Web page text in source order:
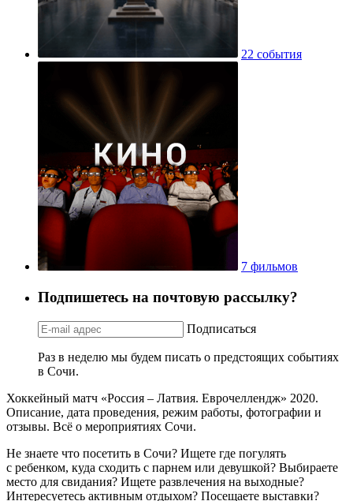
22 события
7 фильмов
Подпишетесь на почтовую рассылку?
Подписаться
Раз в неделю мы будем писать о предстоящих событиях
в Сочи.
Хоккейный матч «Россия – Латвия. Еврочеллендж» 2020.
Описание, дата проведения, режим работы, фотографии и
отзывы. Всё о мероприятиях Сочи.
Не знаете что посетить в Сочи? Ищете где погулять
с ребенком, куда сходить с парнем или девушкой? Выбираете
место для свидания? Ищете развлечения на выходные?
Интересуетесь активным отдыхом? Посещаете выставки?